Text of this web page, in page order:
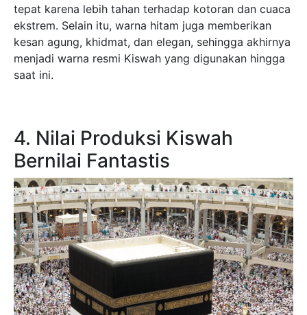
tepat karena lebih tahan terhadap kotoran dan cuaca
ekstrem. Selain itu, warna hitam juga memberikan
kesan agung, khidmat, dan elegan, sehingga akhirnya
menjadi warna resmi Kiswah yang digunakan hingga
saat ini.
4. Nilai Produksi Kiswah
Bernilai Fantastis